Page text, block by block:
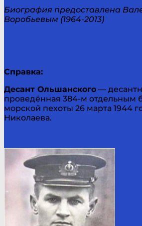
Биография предоставлена
Воробьевым (1964-2013)
Справка:
Десант Ольшанского —
проведённая 384-м отдельным
морской пехоты 26 марта 1944
Николаева.